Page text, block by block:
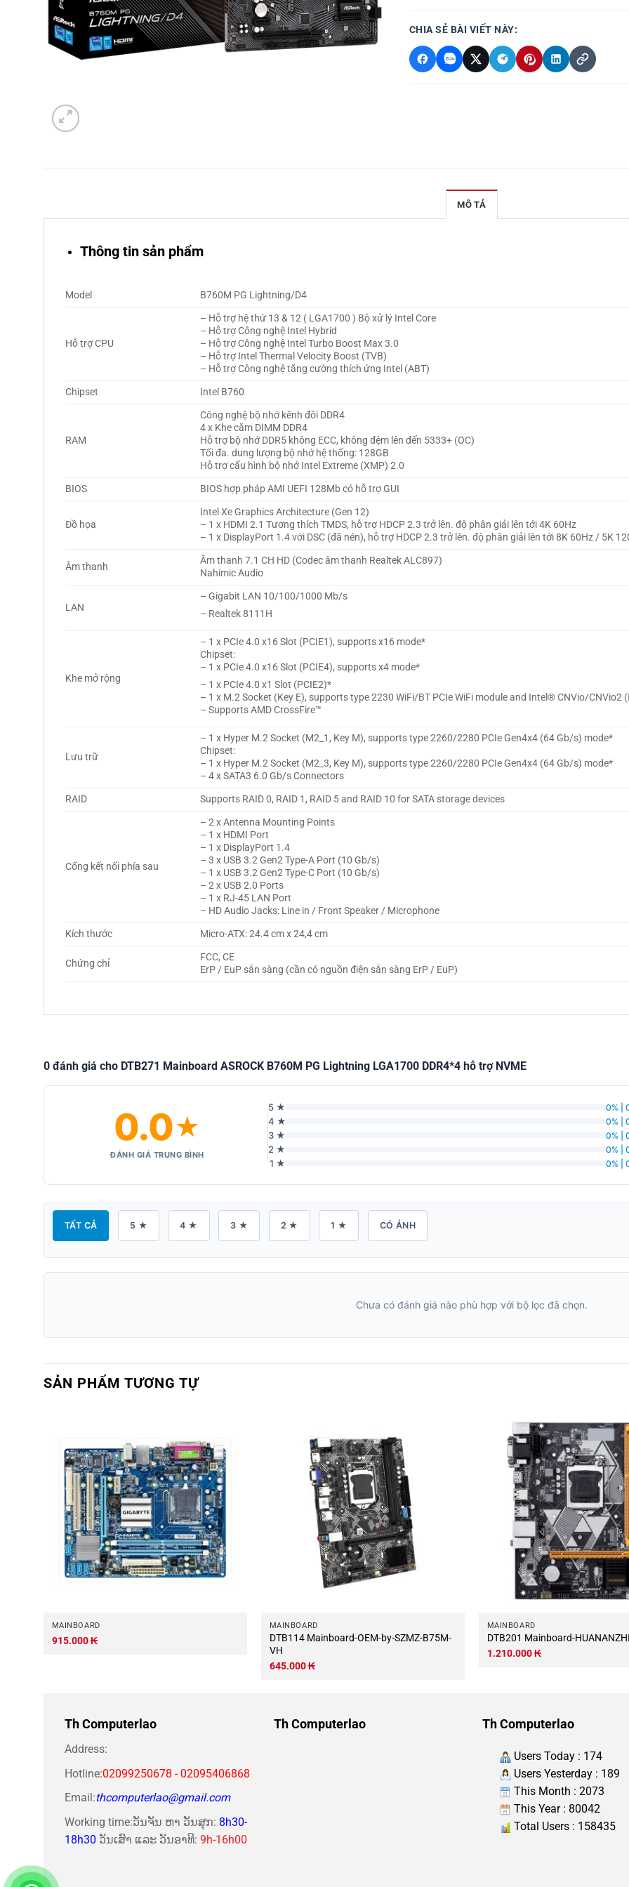
CHIA SẺ BÀI VIẾT NÀY:
MÔ TẢ
Thông tin sản phẩm
Model B760M PG Lightning/D4
Hỗ trợ CPU
– Hỗ trợ hệ thứ 13 & 12 ( LGA1700 ) Bộ xử lý Intel Core
– Hỗ trợ Công nghệ Intel Hybrid
– Hỗ trợ Công nghệ Intel Turbo Boost Max 3.0
– Hỗ trợ Intel Thermal Velocity Boost (TVB)
– Hỗ trợ Công nghệ tăng cường thích ứng Intel (ABT)
Chipset
Intel B760
RAM
Công nghệ bộ nhớ kênh đôi DDR4
4 x Khe cắm DIMM DDR4
Hỗ trợ bộ nhớ DDR5 không ECC, không đệm lên đến 5333+ (OC)
Tối đa. dung lượng bộ nhớ hệ thống: 128GB
Hỗ trợ cấu hình bộ nhớ Intel Extreme (XMP) 2.0
BIOS
BIOS hợp pháp AMI UEFI 128Mb có hỗ trợ GUI
Đồ họa
Intel Xe Graphics Architecture (Gen 12)
– 1 x HDMI 2.1 Tương thích TMDS, hỗ trợ HDCP 2.3 trở lên. độ phân giải lên tới 4K 60Hz
– 1 x DisplayPort 1.4 với DSC (đã nén), hỗ trợ HDCP 2.3 trở lên. độ phân giải lên tới 8K 60Hz / 5K
Âm thanh
Âm thanh 7.1 CH HD (Codec âm thanh Realtek ALC897)
Nahimic Audio
LAN
– Gigabit LAN 10/100/1000 Mb/s
– Realtek 8111H
Khe mở rộng
– 1 x PCIe 4.0 x16 Slot (PCIE1), supports x16 mode*
Chipset:
– 1 x PCIe 4.0 x16 Slot (PCIE4), supports x4 mode*
– 1 x PCIe 4.0 x1 Slot (PCIE2)*
– 1 x M.2 Socket (Key E), supports type 2230 WiFi/BT PCIe WiFi module and Intel® CNVio/CNVio2
– Supports AMD CrossFire™
Lưu trữ
– 1 x Hyper M.2 Socket (M2_1, Key M), supports type 2260/2280 PCIe Gen4x4 (64 Gb/s) mode*
Chipset:
– 1 x Hyper M.2 Socket (M2_3, Key M), supports type 2260/2280 PCIe Gen4x4 (64 Gb/s) mode*
– 4 x SATA3 6.0 Gb/s Connectors
RAID
Supports RAID 0, RAID 1, RAID 5 and RAID 10 for SATA storage devices
Cổng kết nối phía sau
– 2 x Antenna Mounting Points
– 1 x HDMI Port
– 1 x DisplayPort 1.4
– 3 x USB 3.2 Gen2 Type-A Port (10 Gb/s)
– 1 x USB 3.2 Gen2 Type-C Port (10 Gb/s)
– 2 x USB 2.0 Ports
– 1 x RJ-45 LAN Port
– HD Audio Jacks: Line in / Front Speaker / Microphone
Kích thước
Micro-ATX: 24.4 cm x 24,4 cm
Chứng chỉ
FCC, CE
ErP / EuP sẵn sàng (cần có nguồn điện sẵn sàng ErP / EuP)
0 đánh giá cho DTB271 Mainboard ASROCK B760M PG Lightning LGA1700 DDR4*4 hỗ trợ NVME
0.0★
ĐÁNH GIÁ TRUNG BÌNH
5 ★ 0% |
4 ★ 0% |
3 ★ 0% |
2 ★ 0% |
1 ★ 0% |
TẤT CẢ 5 ★ 4 ★ 3 ★ 2 ★ 1 ★ CÓ ẢNH
Chưa có đánh giá nào phù hợp với bộ lọc đã chọn.
SẢN PHẨM TƯƠNG TỰ
MAINBOARD
915.000₭
MAINBOARD
DTB114 Mainboard-OEM-by-SZMZ-B75M-
VH
645.000₭
MAINBOARD
DTB201 Mainboard-
1.210.000₭
Th Computerlao
Address:
Hotline:02099250678 - 02095406868
Email:thcomputerlao@gmail.com
Working time:ວັນຈັນ ຫາ ວັນສຸກ: 8h30-
18h30 ວັນເສົາ ແລະ ວັນອາທີ: 9h-16h00
Th Computerlao Th Computerlao
Users Today : 174
Users Yesterday : 189
This Month : 2073
This Year : 80042
Total Users : 158435